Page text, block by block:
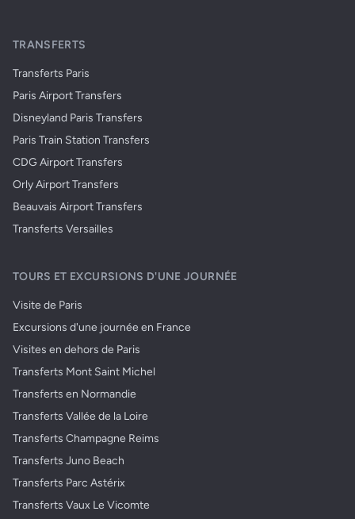
TRANSFERTS
Transferts Paris
Paris Airport Transfers
Disneyland Paris Transfers
Paris Train Station Transfers
CDG Airport Transfers
Orly Airport Transfers
Beauvais Airport Transfers
Transferts Versailles
TOURS ET EXCURSIONS D'UNE JOURNÉE
Visite de Paris
Excursions d'une journée en France
Visites en dehors de Paris
Transferts Mont Saint Michel
Transferts en Normandie
Transferts Vallée de la Loire
Transferts Champagne Reims
Transferts Juno Beach
Transferts Parc Astérix
Transferts Vaux Le Vicomte